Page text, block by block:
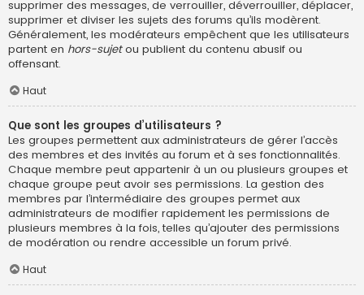
supprimer des messages, de verrouiller, déverrouiller, déplacer,
supprimer et diviser les sujets des forums qu’ils modèrent.
Généralement, les modérateurs empêchent que les utilisateurs
partent en hors-sujetou publient du contenu abusif ou
offensant.
Haut
Que sont les groupes d’utilisateurs ?
Les groupes permettent aux administrateurs de gérer l’accès
des membres et des invités au forum et à ses fonctionnalités.
Chaque membre peut appartenir à un ou plusieurs groupes et
chaque groupe peut avoir ses permissions. La gestion des
membres par l’intermédiaire des groupes permet aux
administrateurs de modifier rapidement les permissions de
plusieurs membres à la fois, telles qu’ajouter des permissions
de modération ou rendre accessible un forum privé.
Haut